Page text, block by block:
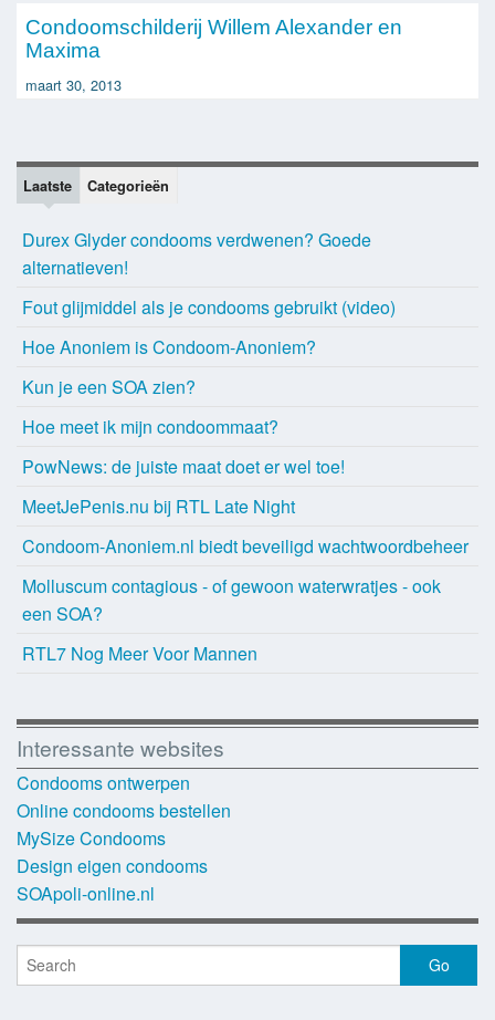
Condoomschilderij Willem Alexander en
Maxima
maart 30, 2013
Laatste Categorieën
Durex Glyder condooms verdwenen? Goede
alternatieven!
Fout glijmiddel als je condooms gebruikt (video)
Hoe Anoniem is Condoom-Anoniem?
Kun je een SOA zien?
Hoe meet ik mijn condoommaat?
PowNews: de juiste maat doet er wel toe!
MeetJePenis.nu bij RTL Late Night
Condoom-Anoniem.nl biedt beveiligd wachtwoordbeheer
Molluscum contagious - of gewoon waterwratjes - ook
een SOA?
RTL7 Nog Meer Voor Mannen
Interessante websites
Condooms ontwerpen
Online condooms bestellen
MySize Condooms
Design eigen condooms
SOApoli-online.nl